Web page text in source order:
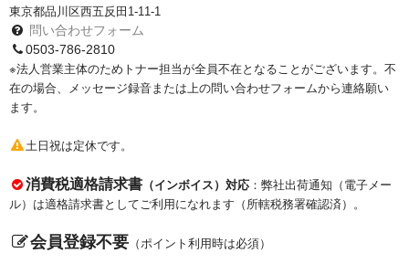
東京都品川区西五反田1-11-1
問い合わせフォーム
0503-786-2810
※法人営業主体のためトナー担当が全員不在となることがございます。不
在の場合、メッセージ録音または上の問い合わせフォームから連絡願い
ます。
土日祝は定休です。
消費税適格請求書 （インボイス）対応 ：弊社出荷通知（電子メー
ル）は適格請求書としてご利用になれます（所轄税務署確認済）。
会員登録不要 （ポイント利用時は必須）